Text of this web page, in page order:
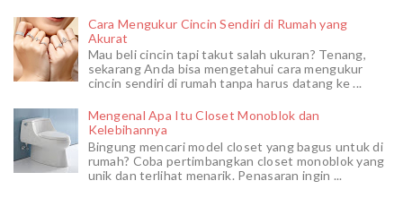
Cara Mengukur Cincin Sendiri di Rumah yang
Akurat
Mau beli cincin tapi takut salah ukuran? Tenang,
sekarang Anda bisa mengetahui cara mengukur
cincin sendiri di rumah tanpa harus datang ke ...
Mengenal Apa Itu Closet Monoblok dan
Kelebihannya
Bingung mencari model closet yang bagus untuk di
rumah? Coba pertimbangkan closet monoblok yang
unik dan terlihat menarik. Penasaran ingin ...